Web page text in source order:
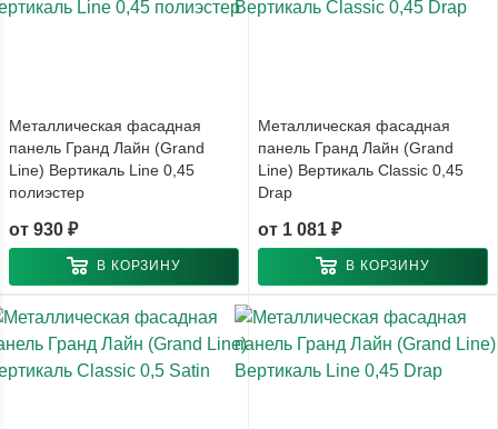
Металлическая фасадная
панель Гранд Лайн (Grand
Line) Вертикаль Line 0,45
полиэстер
от 930 ₽
В КОРЗИНУ
Металлическая фасадная
панель Гранд Лайн (Grand
Line) Вертикаль Classic 0,45
Drap
от 1 081 ₽
В КОРЗИНУ